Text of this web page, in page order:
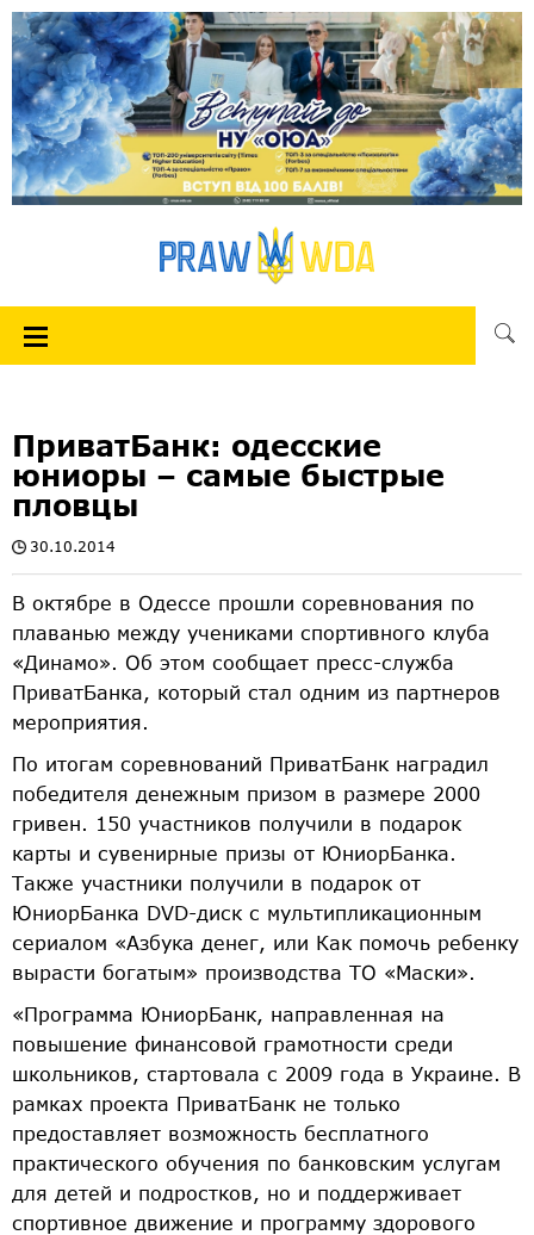
ПриватБанк: одесские
юниоры – самые быстрые
пловцы
30.10.2014
В октябре в Одессе прошли соревнования по
плаванью между учениками спортивного клуба
«Динамо». Об этом сообщает пресс-служба
ПриватБанка, который стал одним из партнеров
мероприятия.
По итогам соревнований ПриватБанк наградил
победителя денежным призом в размере 2000
гривен. 150 участников получили в подарок
карты и сувенирные призы от ЮниорБанка.
Также участники получили в подарок от
ЮниорБанка DVD-диск с мультипликационным
сериалом «Азбука денег, или Как помочь ребенку
вырасти богатым» производства ТО «Маски».
«Программа ЮниорБанк, направленная на
повышение финансовой грамотности среди
школьников, стартовала с 2009 года в Украине. В
рамках проекта ПриватБанк не только
предоставляет возможность бесплатного
практического обучения по банковским услугам
для детей и подростков, но и поддерживает
спортивное движение и программу здорового